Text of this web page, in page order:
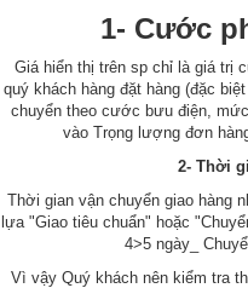
1- Cước
Giá hiển thị trên sp chỉ là giá trị
quý khách hàng đặt hàng (đặc
chuyển theo cước bưu điện,
vào Trọng lượng đơn
2- Thời
Thời gian vận chuyển giao hàng
lựa "Giao tiêu chuẩn" hoặc
4>5 ngày_
Vì vậy Quý khách nên kiểm tra